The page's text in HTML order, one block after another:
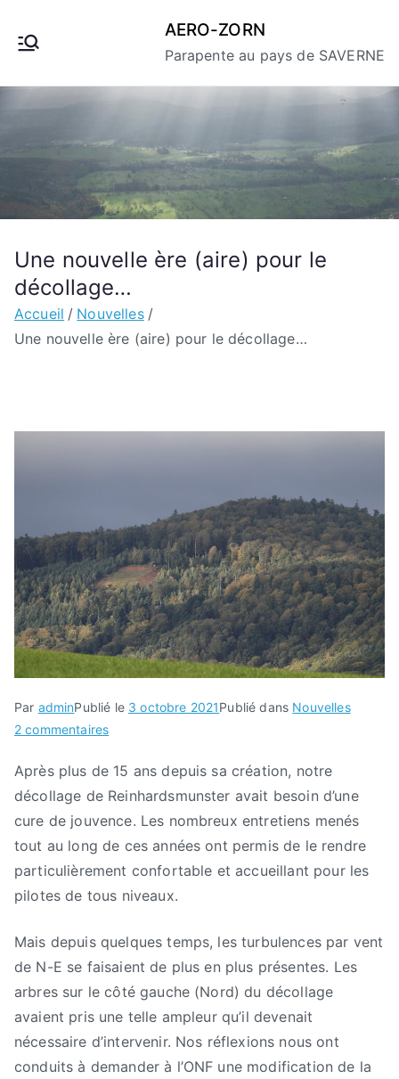
AERO-ZORN
Parapente au pays de SAVERNE
Une nouvelle ère (aire) pour le
décollage…
Accueil
Nouvelles
Une nouvelle ère (aire) pour le décollage…
Par adminPublié le 3 octobre 2021Publié dans Nouvelles
2 commentairessur
nouvelle
ère
(aire)
pour
Après plus de 15 ans depuis sa création, notre
décollage de Reinhardsmunster avait besoin d’une
cure de jouvence. Les nombreux entretiens menés
tout au long de ces années ont permis de le rendre
particulièrement confortable et accueillant pour les
pilotes de tous niveaux.
Mais depuis quelques temps, les turbulences par vent
de N-E se faisaient de plus en plus présentes. Les
arbres sur le côté gauche (Nord) du décollage
avaient pris une telle ampleur qu’il devenait
nécessaire d’intervenir. Nos réflexions nous ont
conduits à demander à l’ONF une modification de la